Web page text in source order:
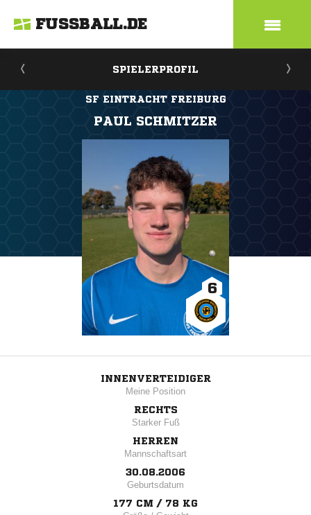
FUSSBALL.DE
SPIELERPROFIL
SF EINTRACHT FREIBURG
PAUL SCHMITZER
6
INNENVERTEIDIGER
Meine Position
RECHTS
Starker Fuß
HERREN
Mannschaftsart
30.08.2006
Geburtsdatum
177 CM / 78 KG